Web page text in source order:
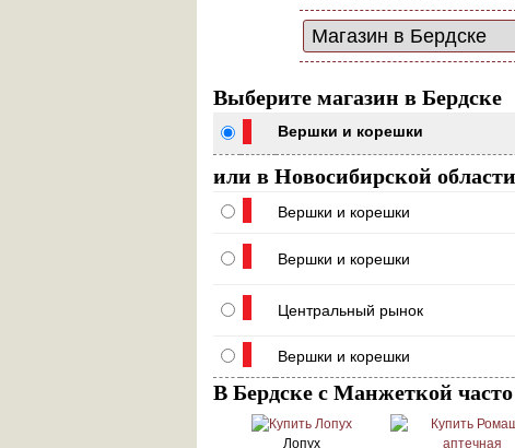
Выберите магазин в Бердске
Вершки и корешки
или в Новосибирской области
Вершки и корешки
Вершки и корешки
Центральный рынок
Вершки и корешки
В Бердске с Манжеткой
Лопух